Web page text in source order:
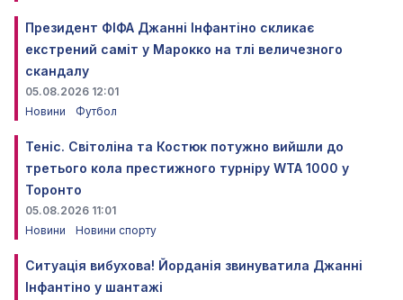
Президент ФІФА Джанні Інфантіно скликає
екстрений саміт у Марокко на тлі величезного
скандалу
05.08.2026 12:01
Новини
Футбол
Теніс. Світоліна та Костюк потужно вийшли до
третього кола престижного турніру WTA 1000 у
Торонто
05.08.2026 11:01
Новини
Новини спорту
Ситуація вибухова! Йорданія звинуватила Джанні
Інфантіно у шантажі